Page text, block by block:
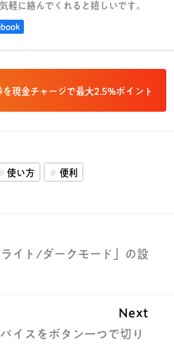
軽に絡んでくれると嬉しいです。
を現金チャージで最大2.5%ポイント
使い方 便利
ライト/ダークモード」の設
Next
イスをボタン一つで切り